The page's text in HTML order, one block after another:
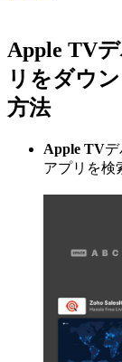
Apple TV
リをダウ
方法
Apple TVデ
アプリを検